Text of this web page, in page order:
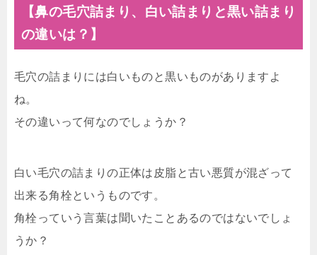
【鼻の毛穴詰まり、白い詰まりと黒い詰まり
の違いは？】
毛穴の詰まりには白いものと黒いものがありますよ
ね。
その違いって何なのでしょうか？
白い毛穴の詰まりの正体は皮脂と古い悪質が混ざって
出来る角栓というものです。
角栓っていう言葉は聞いたことあるのではないでしょ
うか？